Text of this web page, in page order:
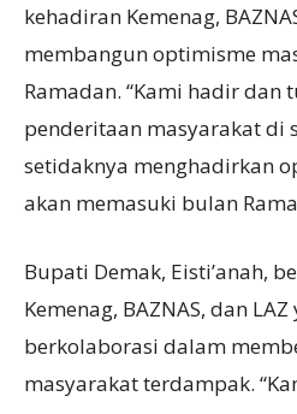
kehadiran Kemenag,
membangun optimisme
Ramadan. “Kami hadir dan
penderitaan masyarakat di
setidaknya menghadirkan
akan memasuki bulan
Bupati Demak, Eisti’anah,
Kemenag, BAZNAS, dan
berkolaborasi dalam
masyarakat terdampak.